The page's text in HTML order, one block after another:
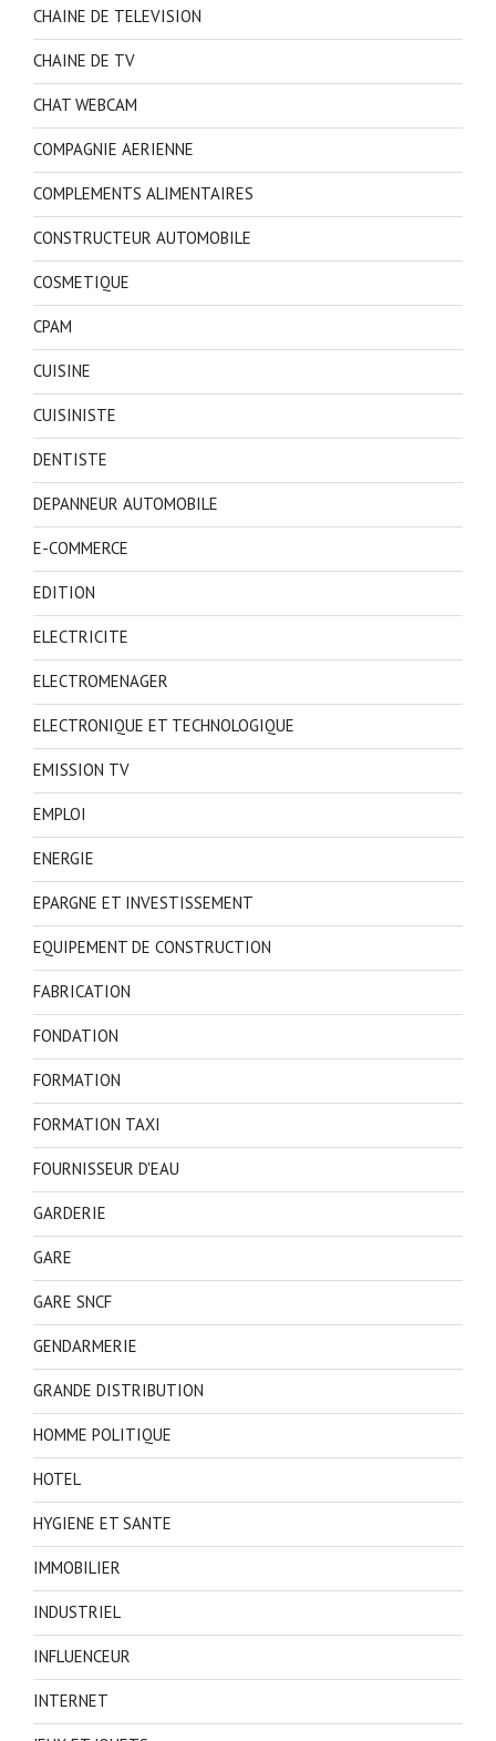
CHAINE DE TELEVISION
CHAINE DE TV
CHAT WEBCAM
COMPAGNIE AERIENNE
COMPLEMENTS ALIMENTAIRES
CONSTRUCTEUR AUTOMOBILE
COSMETIQUE
CPAM
CUISINE
CUISINISTE
DENTISTE
DEPANNEUR AUTOMOBILE
E-COMMERCE
EDITION
ELECTRICITE
ELECTROMENAGER
ELECTRONIQUE ET TECHNOLOGIQUE
EMISSION TV
EMPLOI
ENERGIE
EPARGNE ET INVESTISSEMENT
EQUIPEMENT DE CONSTRUCTION
FABRICATION
FONDATION
FORMATION
FORMATION TAXI
FOURNISSEUR D'EAU
GARDERIE
GARE
GARE SNCF
GENDARMERIE
GRANDE DISTRIBUTION
HOMME POLITIQUE
HOTEL
HYGIENE ET SANTE
IMMOBILIER
INDUSTRIEL
INFLUENCEUR
INTERNET